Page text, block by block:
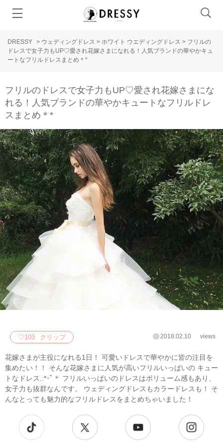
DRESSY > ウェディングドレス > ホワイト ウエディングドレス > フリルの
ドレスで女子力もUP♡愛され花嫁さまになれる！人気ブランドの華やかキュ
ートなフリルドレスまとめ＊*
フリルのドレスで女子力もUP♡愛され花嫁さまにな
れる！人気ブランドの華やかキュートなフリルドレ
スまとめ＊*
♡103 クリップ 2018.02.10 views
花嫁さまが主役になれる1日！ 可愛いドレスで華やかに皆の注目を
集めたい！！ そんな花嫁さまに人気が高いフリルいっぱいの キュー
トなドレス.:*･ﾟ＊ フリルいっぱいのドレスはボリューム感もあり、
女子力も抜群なんです。 ウェディングドレスもカラードレスも！ そ
んなとっても魅力的なフリルドレスをまとめちゃいました！